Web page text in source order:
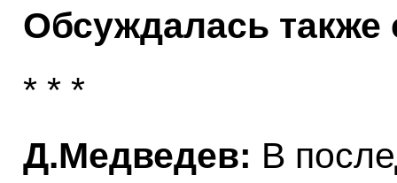
Обсуждалась также
* * *
Д.Медведев: В